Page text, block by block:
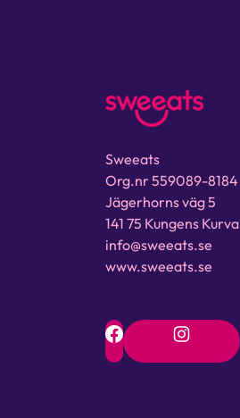
Sweeats
Org.nr 559089-8184
Jägerhorns väg 5
141 75 Kungens Kurva
info@sweeats.se
www.sweeats.se